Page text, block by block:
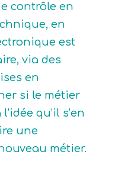
contrôle en
en
est
via des
en
si le métier
qu’il s’en
une
métier.